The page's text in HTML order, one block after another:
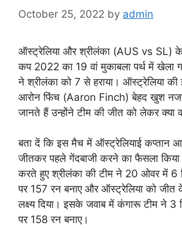
October 25, 2022 by admin
ऑस्ट्रेलिया और श्रीलंका (AUS vs SL) के
कप 2022 का 19 वां मुकाबला पर्थ में खेला
ने श्रीलंका को 7 से हराया। ऑस्ट्रेलिया
आरोन फिंच (Aaron Finch) बेहद खुश
जानते हैं उन्होंने टीम की जीत को लेकर क्या
बता दें कि इस मैच में ऑस्ट्रेलियाई कप्तान
जीतकर पहले गेंदबाजी करने का फैसला किया
करते हुए श्रीलंका की टीम ने 20 ओवर में
पर 157 रन बनाए और ऑस्ट्रेलिया को जीत
लक्ष्य दिया। इसके जवाब में कंगारू टीम ने
पर 158 रन बनाए।